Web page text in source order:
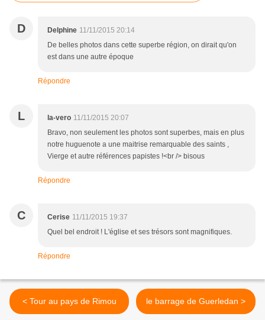
D Delphine 11/11/2015 20:14
De belles photos dans cette superbe région, on dirait qu'on
est dans une autre époque
Répondre
L la-vero 11/11/2015 20:07
Bravo, non seulement les photos sont superbes, mais en plus
notre huguenote a une maitrise remarquable des saints ,
Vierge et autre références papistes !<br /> bisous
Répondre
C Cerise 11/11/2015 19:37
Quel bel endroit ! L'église et ses trésors sont magnifiques.
Répondre
< Tour au pays de Rimou le barrage de Guerledan >